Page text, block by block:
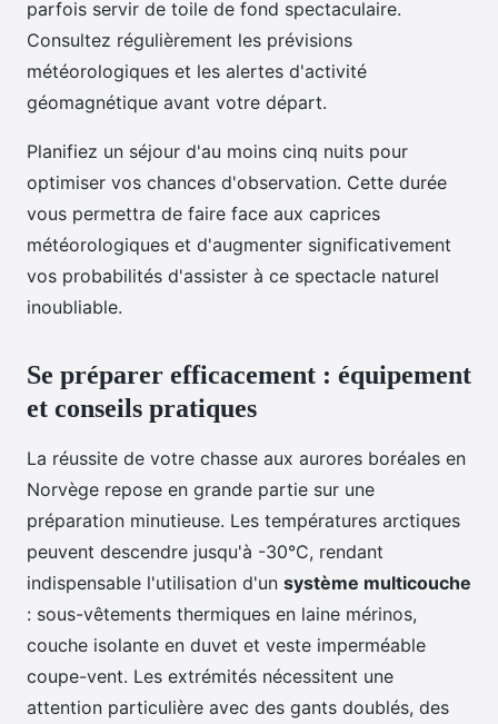
parfois servir de toile de fond spectaculaire.
Consultez régulièrement les prévisions
météorologiques et les alertes d'activité
géomagnétique avant votre départ.
Planifiez un séjour d'au moins cinq nuits pour
optimiser vos chances d'observation. Cette durée
vous permettra de faire face aux caprices
météorologiques et d'augmenter significativement
vos probabilités d'assister à ce spectacle naturel
inoubliable.
Se préparer efficacement : équipement
et conseils pratiques
La réussite de votre chasse aux aurores boréales en
Norvège repose en grande partie sur une
préparation minutieuse. Les températures arctiques
peuvent descendre jusqu'à -30°C, rendant
indispensable l'utilisation d'un système multicouche
: sous-vêtements thermiques en laine mérinos,
couche isolante en duvet et veste imperméable
coupe-vent. Les extrémités nécessitent une
attention particulière avec des gants doublés, des